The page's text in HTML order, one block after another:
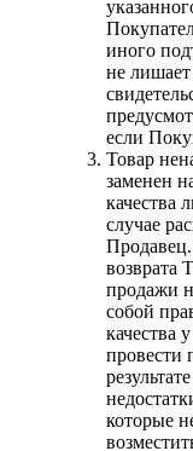
иного
не лишает
если
Товар
заменен
качества
случае
возврата
продажи
собой
качества
провести
которые